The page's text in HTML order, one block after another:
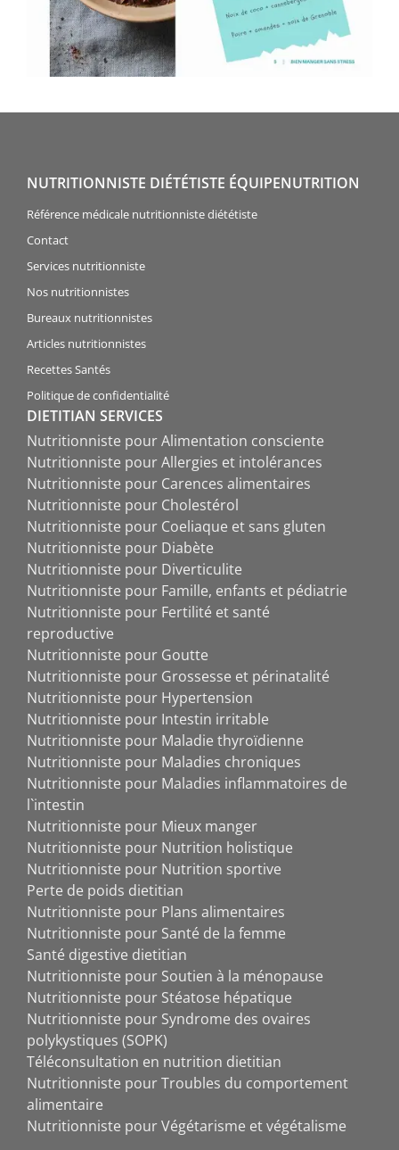
NUTRITIONNISTE DIÉTÉTISTE ÉQUIPENUTRITION
Référence médicale nutritionniste diététiste
Contact
Services nutritionniste
Nos nutritionnistes
Bureaux nutritionnistes
Articles nutritionnistes
Recettes Santés
Politique de confidentialité
DIETITIAN SERVICES
Nutritionniste pour Alimentation consciente
Nutritionniste pour Allergies et intolérances
Nutritionniste pour Carences alimentaires
Nutritionniste pour Cholestérol
Nutritionniste pour Coeliaque et sans gluten
Nutritionniste pour Diabète
Nutritionniste pour Diverticulite
Nutritionniste pour Famille, enfants et pédiatrie
Nutritionniste pour Fertilité et santé
reproductive
Nutritionniste pour Goutte
Nutritionniste pour Grossesse et périnatalité
Nutritionniste pour Hypertension
Nutritionniste pour Intestin irritable
Nutritionniste pour Maladie thyroïdienne
Nutritionniste pour Maladies chroniques
Nutritionniste pour Maladies inflammatoires de
l`intestin
Nutritionniste pour Mieux manger
Nutritionniste pour Nutrition holistique
Nutritionniste pour Nutrition sportive
Perte de poids dietitian
Nutritionniste pour Plans alimentaires
Nutritionniste pour Santé de la femme
Santé digestive dietitian
Nutritionniste pour Soutien à la ménopause
Nutritionniste pour Stéatose hépatique
Nutritionniste pour Syndrome des ovaires
polykystiques (SOPK)
Téléconsultation en nutrition dietitian
Nutritionniste pour Troubles du comportement
alimentaire
Nutritionniste pour Végétarisme et végétalisme